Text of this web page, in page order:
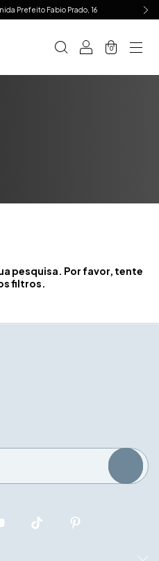
Prefeito Fabio Prado, 16
0
pesquisa. Por favor, tente
filtros.